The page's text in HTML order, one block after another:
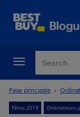
Page principale
Fêtes 2019 Ordinateurs,